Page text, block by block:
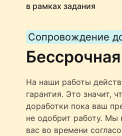
в рамках задания
Сопровождение
На наши работы
гарантия. Это значит,
доработки пока ваш
не одобрит работу. Мы
вас во времени